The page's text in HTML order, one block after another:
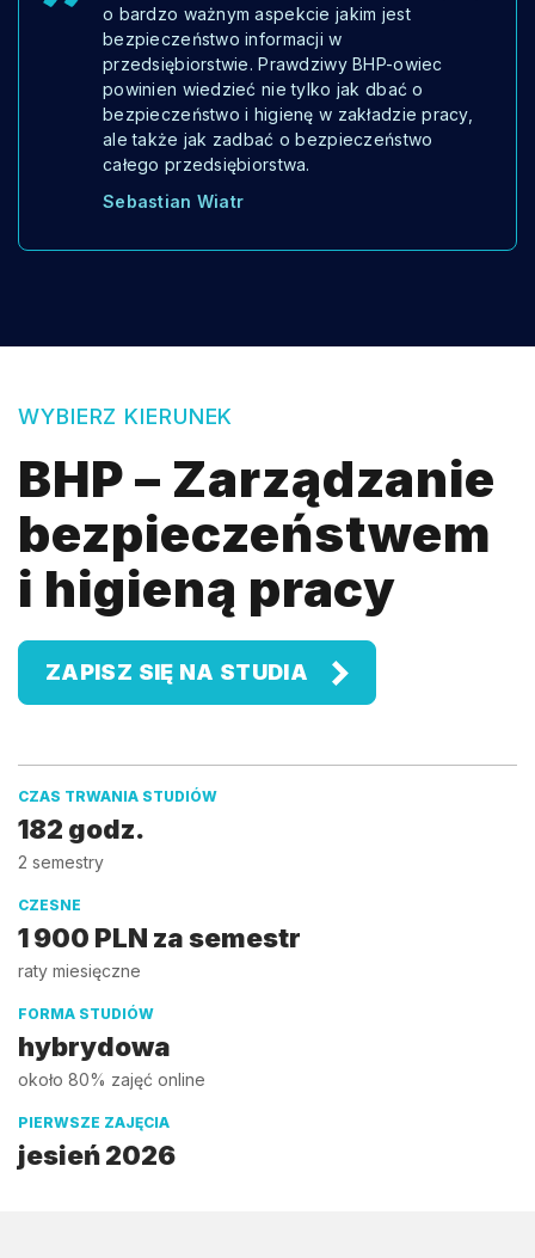
o bardzo ważnym aspekcie jakim jest
bezpieczeństwo informacji w
przedsiębiorstwie. Prawdziwy BHP-owiec
powinien wiedzieć nie tylko jak dbać o
bezpieczeństwo i higienę w zakładzie pracy,
ale także jak zadbać o bezpieczeństwo
całego przedsiębiorstwa.
Sebastian Wiatr
WYBIERZ KIERUNEK
BHP – Zarządzanie
bezpieczeństwem
i higieną pracy
ZAPISZ SIĘ NA STUDIA
CZAS TRWANIA STUDIÓW
182 godz.
2 semestry
CZESNE
1 900 PLN za semestr
raty miesięczne
FORMA STUDIÓW
hybrydowa
około 80% zajęć online
PIERWSZE ZAJĘCIA
jesień 2026